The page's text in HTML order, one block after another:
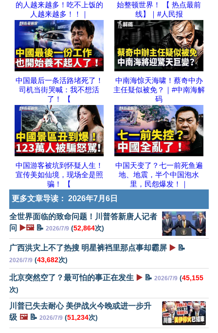
的人越来越多！吃不上饭的
人越来越多！！｜
始整顿世界！ 【 热点最前
线】｜#人民报
中国最后一条活路堵死了！
司机当街哭喊：我不想活
了！ 【
中南海惊天海啸！蔡奇中办
主任疑似被免？｜#中南海解
码
中国游客被坑到怀疑人生！
宣传美如仙境，现场全是照
骗！ 【
中国天变了？七一前死鱼遍
地、地震，半个中国泡水
里，民怨爆发！｜
更多文章导读： 2026年7月6日
全世界面临的致命问题！川普答新唐人记者
问 ▶️🖼️📝 2026/7/9 (52,864次)
广西洪灾上不了热搜 明星裤裆里那点事却霸屏 ▶️ 📝
2026/7/9 (43,682次)
北京突然空了？最可怕的事正在发生 ▶️ 📝 2026/7/9 (45,155
次)
川普已失去耐心 美伊战火今晚或进一步升
级 🖼️📝 2026/7/9 (51,234次)